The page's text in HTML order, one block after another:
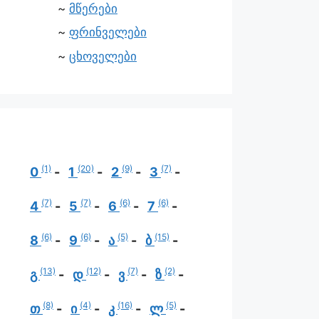
მწერები
ფრინველები
ცხოველები
0 (1) 1 (20) 2 (9) 3 (7)
4 (7) 5 (7) 6 (6) 7 (6)
8 (6) 9 (6) ა (5) ბ (15)
გ (13) დ (12) ვ (7) ზ (2)
თ (8) ი (4) კ (16) ლ (5)